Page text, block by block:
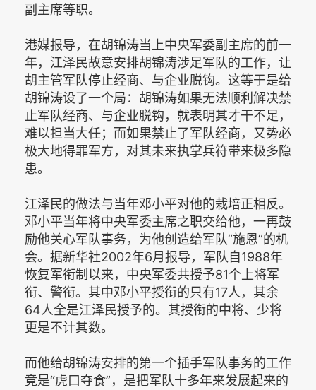
副主席等职。
港媒报导，在胡锦涛当上中央军委副主席的前一
年，江泽民故意安排胡锦涛涉足军队的工作，让
胡主管军队停止经商、与企业脱钩。这等于是给
胡锦涛设了一个局：胡锦涛如果无法顺利解决禁
止军队经商、与企业脱钩，就表明其才干不足，
难以担当大任；而如果禁止了军队经商，又势必
极大地得罪军方，对其未来执掌兵符带来极多隐
患。
江泽民的做法与当年邓小平对他的栽培正相反。
邓小平当年将中央军委主席之职交给他，一再鼓
励他关心军队事务，为他创造给军队“施恩”的机
会。据新华社2002年6月报导，军队自1988年
恢复军衔制以来，中央军委共授予81个上将军
衔、警衔。其中邓小平授衔的只有17人，其余
64人全是江泽民授予的。其授衔的中将、少将
更是不计其数。
而他给胡锦涛安排的第一个插手军队事务的工作
竟是“虎口夺食”，是把军队十多年来发展起来的